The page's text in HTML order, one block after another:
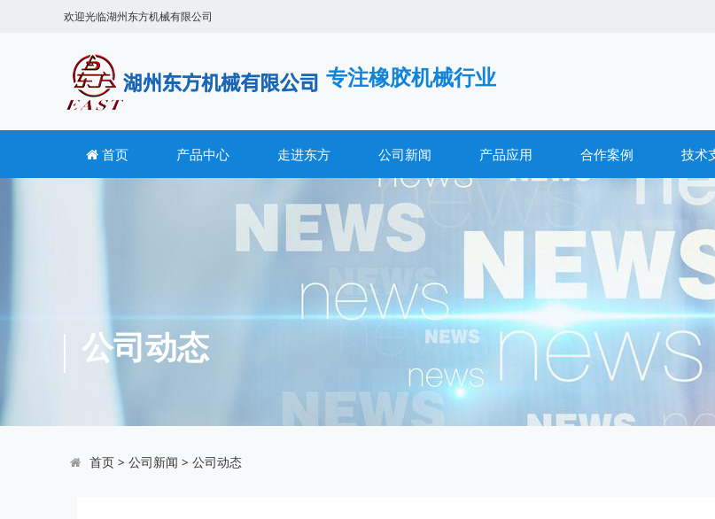
欢迎光临湖州东方机械有限公司
专注橡胶机械行业
首页 产品中心 走进东方 公司新闻 产品应用 合作案例 技术
公司动态
首页> 公司新闻 > 公司动态